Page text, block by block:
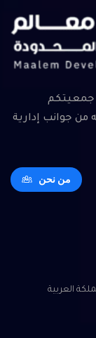
جمعيتكم
من جوانب إدارية
من نحن
المدينة المنورة 42364، المملكة العربية